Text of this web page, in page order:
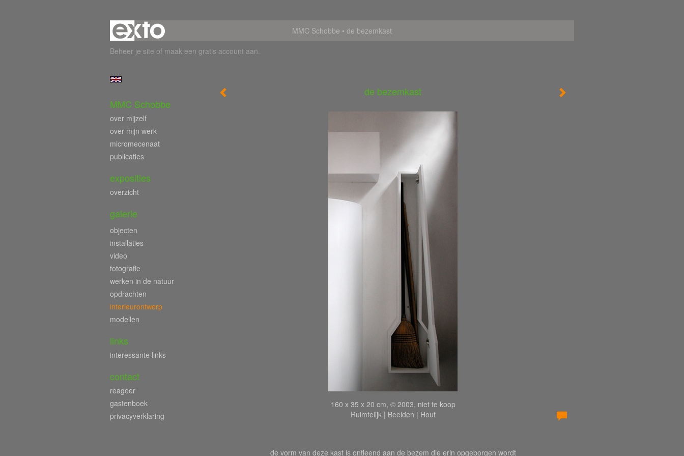
MMC Schobbe
de bezemkast
Beheer je site of maak een gratis account aan.
de bezemkast
160 x 35 x 20 cm, © 2003, niet te koop
Ruimtelijk | Beelden | Hout
de vorm van deze kast is ontleend aan de bezem die erin opgeborgen wordt
MMC Schobbe
over mijzelf
over mijn werk
micromecenaat
publicaties
exposities
overzicht
galerie
objecten
installaties
video
fotografie
werken in de natuur
opdrachten
interieurontwerp
modellen
links
interessante links
contact
reageer
gastenboek
privacyverklaring